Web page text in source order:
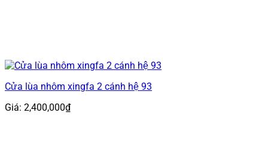
Cửa lùa nhôm xingfa 2 cánh hệ 93
Giá: 2,400,000₫